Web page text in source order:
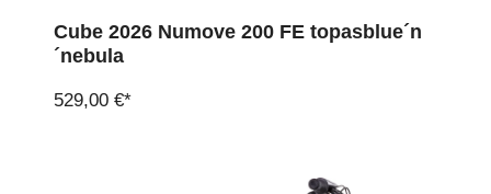
Cube 2026 Numove 200 FE topasblue´n
´nebula
529,00 €*